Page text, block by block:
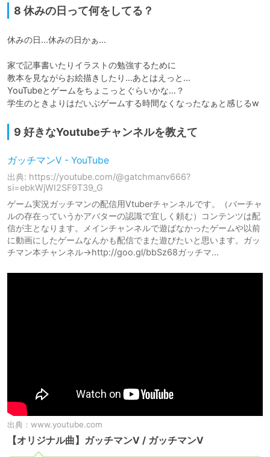
8 休みの日って何をしてる？
休みの日…休みの日かぁ…
家で記事書いたりイラストの勉強するために
教本を見ながらお絵描きしたり…あとはえっと…
YouTubeとゲームをちょこっとぐらいかな…？
学生のときよりはだいぶゲームする時間なくなったなぁと感じるw
9 好きなYoutubeチャンネルを教えて
ガッチマンV - YouTube
出典: https://youtube.com/@gatchmanv666?
si=ebkWjWI2SF9T39_G
ゲーム実況ガッチマンの配信用Vtuberチャンネルです。（バーチャ
ルの存在っていうかアバターの認識で宜しく頼む）コンテンツは配
信が主となります。メインチャンネルで遊ばなかったゲームや以前
に動画にしたゲームなんかも配信でまた遊びたいと思います。ガッ
チマン本チャンネル→http://goo.gl/bbSz68ガッチマ...
出典： www.youtube.com
【オリジナル曲】ガッチマンV / ガッチマンV